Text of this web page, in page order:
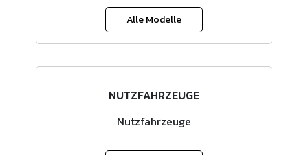
Alle Modelle
NUTZFAHRZEUGE
Nutzfahrzeuge